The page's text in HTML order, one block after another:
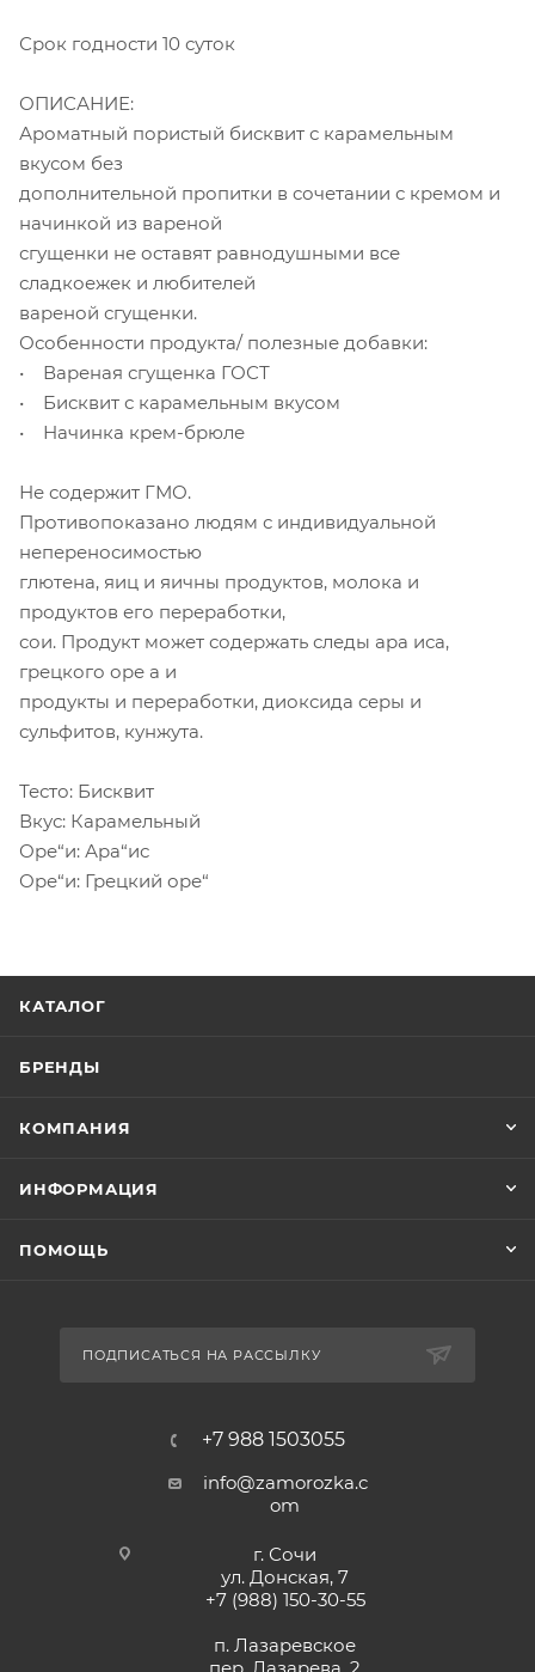
Срок годности 10 суток
ОПИСАНИЕ:
Ароматный пористый бисквит с карамельным
вкусом без
дополнительной пропитки в сочетании с кремом и
начинкой из вареной
сгущенки не оставят равнодушными все
сладкоежек и любителей
вареной сгущенки.
Особенности продукта/ полезные добавки:
• Вареная сгущенка ГОСТ
• Бисквит с карамельным вкусом
• Начинка крем-брюле
Не содержит ГМО.
Противопоказано людям с индивидуальной
непереносимостью
глютена, яиц и яичны продуктов, молока и
продуктов его переработки,
сои. Продукт может содержать следы ара иса,
грецкого оре а и
продукты и переработки, диоксида серы и
сульфитов, кунжута.
Тесто: Бисквит
Вкус: Карамельный
Оре“и: Ара“ис
Оре“и: Грецкий оре“
КАТАЛОГ
БРЕНДЫ
КОМПАНИЯ
ИНФОРМАЦИЯ
ПОМОЩЬ
ПОДПИСАТЬСЯ НА РАССЫЛКУ
+7 988 1503055
info@zamorozka.c
om
г. Сочи
ул. Донская, 7
+7 (988) 150-30-55
п. Лазаревское